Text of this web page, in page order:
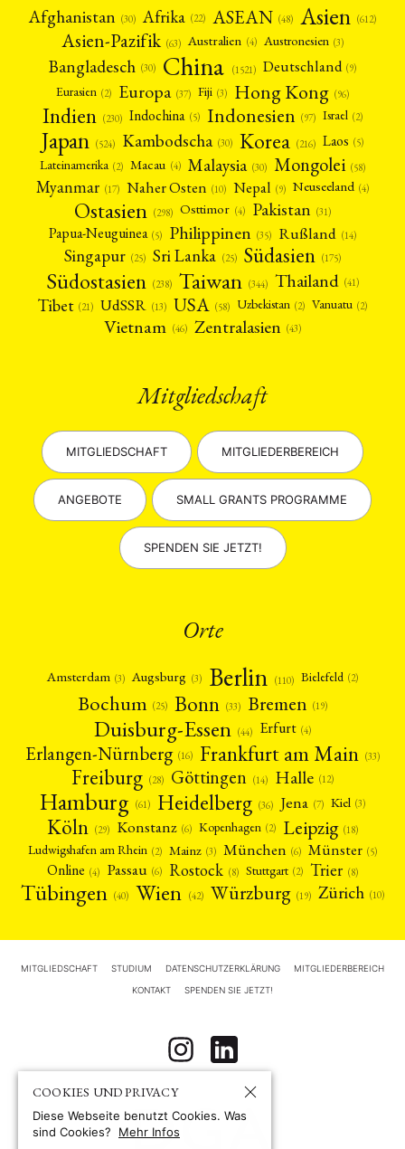
Afghanistan (30) Afrika (22) ASEAN (48) Asien (612)
Asien-Pazifik (63) Australien (4) Austronesien (3)
Bangladesch (30) China (1521) Deutschland (9)
Eurasien (2) Europa (37) Fiji (3) Hong Kong (96)
Indien (230) Indochina (5) Indonesien (97) Israel (2)
Japan (524) Kambodscha (30) Korea (216) Laos (5)
Lateinamerika (2) Macau (4) Malaysia (30) Mongolei (58)
Myanmar (17) Naher Osten (10) Nepal (9) Neuseeland (4)
Ostasien (298) Osttimor (4) Pakistan (31)
Papua-Neuguinea (5) Philippinen (35) Rußland (14)
Singapur (25) Sri Lanka (25) Südasien (175)
Südostasien (238) Taiwan (344) Thailand (41)
Tibet (21) UdSSR (13) USA (58) Uzbekistan (2) Vanuatu (2)
Vietnam (46) Zentralasien (43)
Mitgliedschaft
MITGLIEDSCHAFT MITGLIEDERBEREICH
ANGEBOTE SMALL GRANTS PROGRAMME
SPENDEN SIE JETZT!
Orte
Amsterdam (3) Augsburg (3) Berlin (110) Bielefeld (2)
Bochum (25) Bonn (33) Bremen (19)
Duisburg-Essen (44) Erfurt (4)
Erlangen-Nürnberg (16) Frankfurt am Main (33)
Freiburg (28) Göttingen (14) Halle (12)
Hamburg (61) Heidelberg (36) Jena (7) Kiel (3)
Köln (29) Konstanz (6) Kopenhagen (2) Leipzig (18)
Ludwigshafen am Rhein (2) Mainz (3) München (6) Münster (5)
Online (4) Passau (6) Rostock (8) Stuttgart (2) Trier (8)
Tübingen (40) Wien (42) Würzburg (19) Zürich (10)
MITGLIEDSCHAFT STUDIUM DATENSCHUTZERKLÄRUNG MITGLIEDERBEREICH
KONTAKT SPENDEN SIE JETZT!
COOKIES UND PRIVACY
Diese Webseite benutzt Cookies. Was
sind Cookies?
Mehr Infos